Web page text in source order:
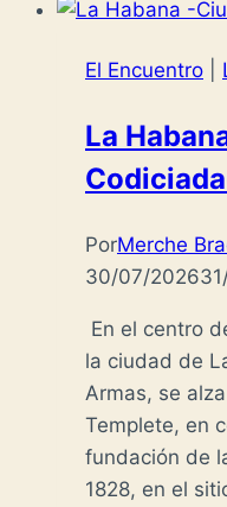
El Encuentro
La
PorMerche
30/07/2026
En el centro
la ciudad de
Armas, se
Templete, en
fundación de
1828, en el